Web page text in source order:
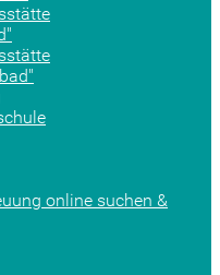
online suchen &